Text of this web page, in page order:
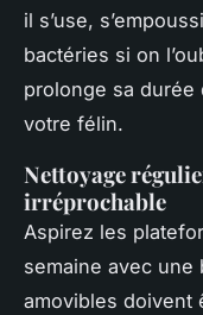
il s’use,
bactéries si on
prolonge sa durée
votre félin.
Nettoyage
irréprochable
Aspirez les
semaine avec
amovibles doivent